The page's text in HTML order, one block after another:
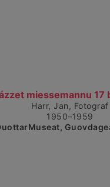
Čájet
Harr, Jan, Fotograf
1950–1959